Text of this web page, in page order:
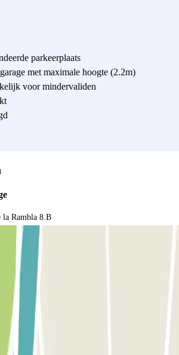
parkeerplaats
met maximale hoogte (2.2m)
voor mindervaliden
la Rambla 8.B
parkeergarage in. OM DE SLAGBOOM
kentekenlezer herkent uw voertuig.
vrije plaats. ALS DE SLAGBOOM
de intercom om je reservering te valideren.
en de kentekenlezer herkent uw